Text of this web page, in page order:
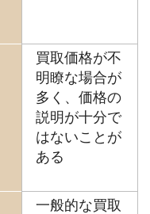
買取価格が不
明瞭な場合が
多く、価格の
説明が十分で
はないことが
ある
一般的な買取